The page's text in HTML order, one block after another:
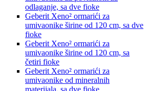
odlaganje, sa dve fioke
Geberit Xeno² ormarići za
umivaonike širine od 120 cm, sa dve
fioke
Geberit Xeno² ormarići za
umivaonike širine od 120 cm, sa
četiri fioke
Geberit Xeno² ormarići za
umivaonike od mineralnih